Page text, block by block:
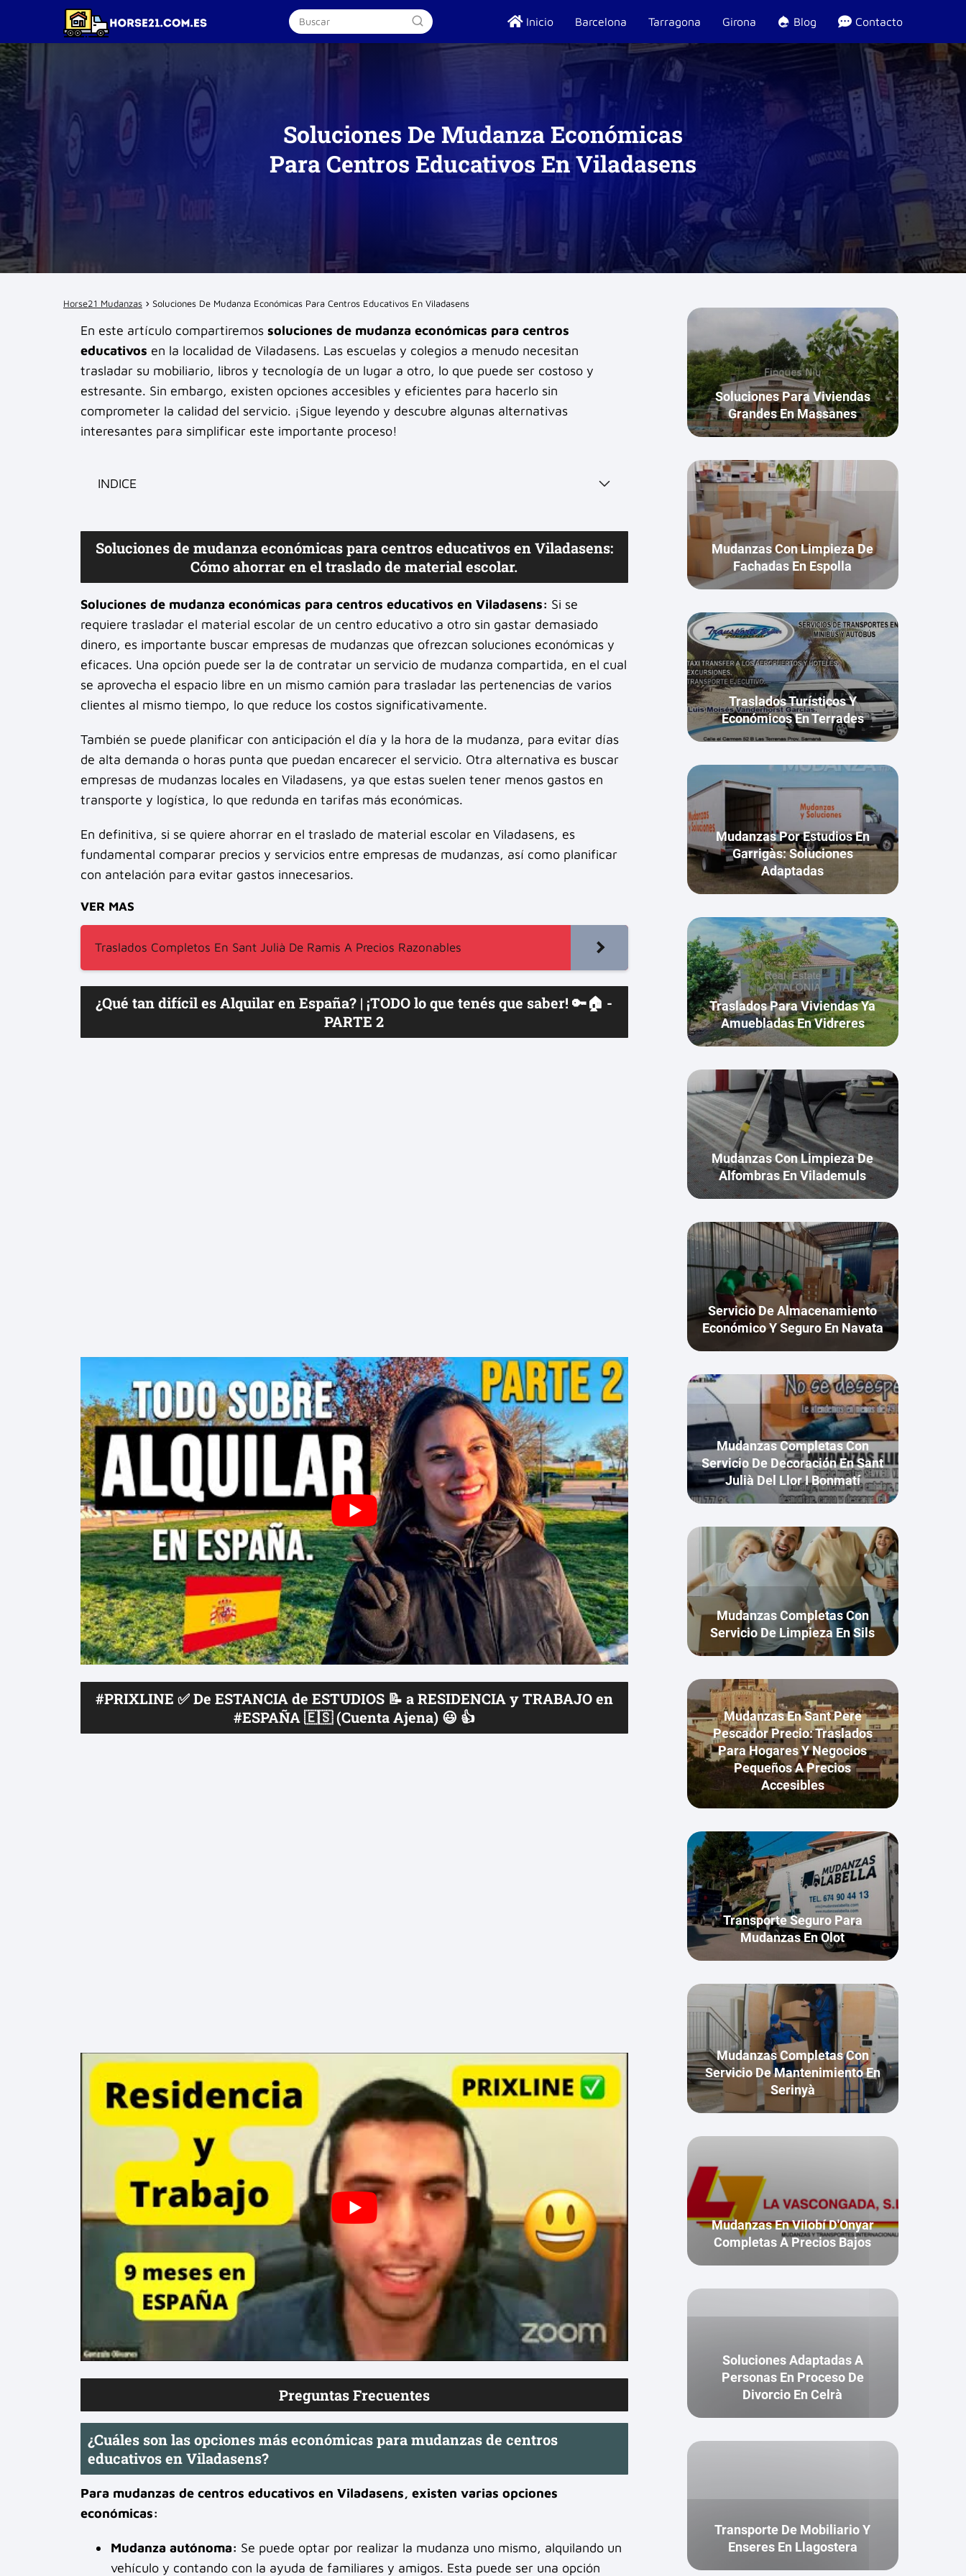
Inicio Barcelona Tarragona Girona Blog Contacto
Soluciones De Mudanza Económicas
Para Centros Educativos En Viladasens
Horse21 Mudanzas Soluciones De Mudanza Económicas Para Centros Educativos En Viladasens
En este artículo compartiremos soluciones de mudanza económicas para centros
educativos en la localidad de Viladasens. Las escuelas y colegios a menudo necesitan
trasladar su mobiliario, libros y tecnología de un lugar a otro, lo que puede ser costoso y
estresante. Sin embargo, existen opciones accesibles y eficientes para hacerlo sin
comprometer la calidad del servicio. ¡Sigue leyendo y descubre algunas alternativas
interesantes para simplificar este importante proceso!
INDICE
Soluciones de mudanza económicas para centros educativos en Viladasens:
Cómo ahorrar en el traslado de material escolar.
Soluciones de mudanza económicas para centros educativos en Viladasens: Si se
requiere trasladar el material escolar de un centro educativo a otro sin gastar demasiado
dinero, es importante buscar empresas de mudanzas que ofrezcan soluciones económicas y
eficaces. Una opción puede ser la de contratar un servicio de mudanza compartida, en el cual
se aprovecha el espacio libre en un mismo camión para trasladar las pertenencias de varios
clientes al mismo tiempo, lo que reduce los costos significativamente.
También se puede planificar con anticipación el día y la hora de la mudanza, para evitar días
de alta demanda o horas punta que puedan encarecer el servicio. Otra alternativa es buscar
empresas de mudanzas locales en Viladasens, ya que estas suelen tener menos gastos en
transporte y logística, lo que redunda en tarifas más económicas.
En definitiva, si se quiere ahorrar en el traslado de material escolar en Viladasens, es
fundamental comparar precios y servicios entre empresas de mudanzas, así como planificar
con antelación para evitar gastos innecesarios.
VER MAS
Traslados Completos En Sant Julià De Ramis A Precios Razonables
¿Qué tan difícil es Alquilar en España? | ¡TODO lo que tenés que saber! 🔑🏠 -
PARTE 2
#PRIXLINE ✅ De ESTANCIA de ESTUDIOS 📝 a RESIDENCIA y TRABAJO en
#ESPAÑA 🇪🇸 (Cuenta Ajena) 😃 👍
Preguntas Frecuentes
¿Cuáles son las opciones más económicas para mudanzas de centros
educativos en Viladasens?
Para mudanzas de centros educativos en Viladasens, existen varias opciones
económicas:
Mudanza autónoma: Se puede optar por realizar la mudanza uno mismo, alquilando un
vehículo y contando con la ayuda de familiares y amigos. Esta puede ser una opción
Soluciones Para Viviendas
Grandes En Massanes
Mudanzas Con Limpieza De
Fachadas En Espolla
Traslados Turísticos Y
Económicos En Terrades
Mudanzas Por Estudios En
Garrigàs: Soluciones
Adaptadas
Traslados Para Viviendas Ya
Amuebladas En Vidreres
Mudanzas Con Limpieza De
Alfombras En Vilademuls
Servicio De Almacenamiento
Económico Y Seguro En Navata
Mudanzas Completas Con
Servicio De Decoración En Sant
Julià Del Llor I Bonmatí
Mudanzas Completas Con
Servicio De Limpieza En Sils
Mudanzas En Sant Pere
Pescador Precio: Traslados
Para Hogares Y Negocios
Pequeños A Precios
Accesibles
Transporte Seguro Para
Mudanzas En Olot
Mudanzas Completas Con
Servicio De Mantenimiento En
Serinyà
Mudanzas En Vilobí D'Onyar
Completas A Precios Bajos
Soluciones Adaptadas A
Personas En Proceso De
Divorcio En Celrà
Transporte De Mobiliario Y
Enseres En Llagostera